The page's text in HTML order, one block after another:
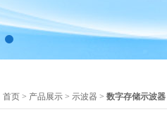
首页 > 产品展示 > 示波器 > 数字存储示波器